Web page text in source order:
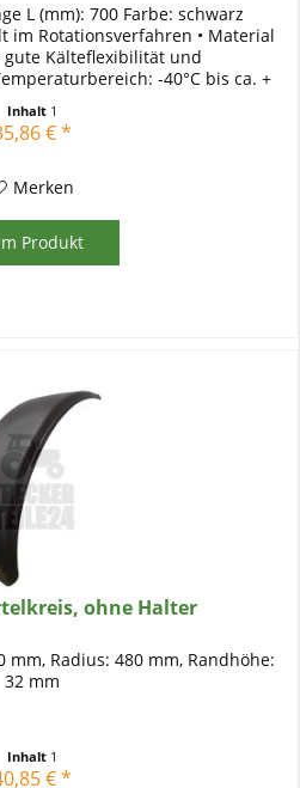
L (mm): 700 Farbe: schwarz
im Rotationsverfahren • Material
gute Kälteflexibilität und
-40°C bis ca. +
Inhalt 1
€ *
Merken
Produkt
ohne Halter
mm, Radius: 480 mm, Randhöhe:
32 mm
Inhalt 1
€ *